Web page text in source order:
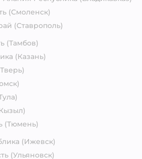
(Смоленск)
(Ставрополь)
(Тамбов)
(Казань)
(Тюмень)
(Ижевск)
(Ульяновск)